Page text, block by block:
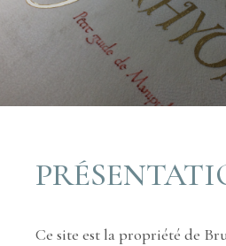
Ce site est la propriété de